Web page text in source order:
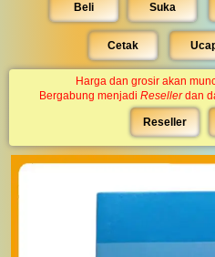
Beli Suka
Cetak
Harga dan grosir akan
Bergabung menjadi Resellerdan
Reseller